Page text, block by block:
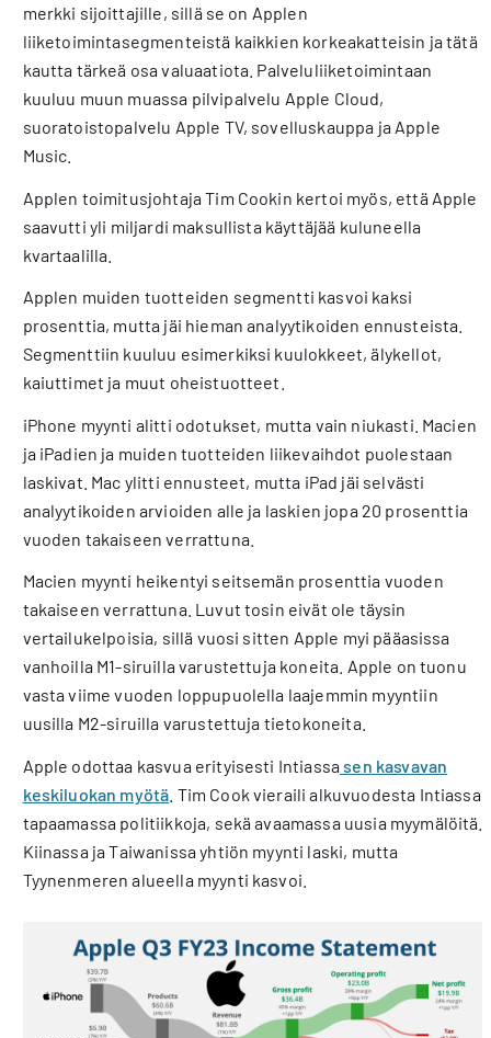
merkki sijoittajille, sillä se on Applen
liiketoimintasegmenteistä kaikkien korkeakatteisin ja tätä
kautta tärkeä osa valuaatiota. Palveluliiketoimintaan
kuuluu muun muassa pilvipalvelu Apple Cloud,
suoratoistopalvelu Apple TV, sovelluskauppa ja Apple
Music.
Applen toimitusjohtaja Tim Cookin kertoi myös, että Apple
saavutti yli miljardi maksullista käyttäjää kuluneella
kvartaalilla.
Applen muiden tuotteiden segmentti kasvoi kaksi
prosenttia, mutta jäi hieman analyytikoiden ennusteista.
Segmenttiin kuuluu esimerkiksi kuulokkeet, älykellot,
kaiuttimet ja muut oheistuotteet.
iPhone myynti alitti odotukset, mutta vain niukasti. Macien
ja iPadien ja muiden tuotteiden liikevaihdot puolestaan
laskivat. Mac ylitti ennusteet, mutta iPad jäi selvästi
analyytikoiden arvioiden alle ja laskien jopa 20 prosenttia
vuoden takaiseen verrattuna.
Macien myynti heikentyi seitsemän prosenttia vuoden
takaiseen verrattuna. Luvut tosin eivät ole täysin
vertailukelpoisia, sillä vuosi sitten Apple myi pääasissa
vanhoilla M1-siruilla varustettuja koneita. Apple on tuonu
vasta viime vuoden loppupuolella laajemmin myyntiin
uusilla M2-siruilla varustettuja tietokoneita.
Apple odottaa kasvua erityisesti Intiassa sen kasvavan
keskiluokan myötä . Tim Cook vieraili alkuvuodesta Intiassa
tapaamassa politiikkoja, sekä avaamassa uusia myymälöitä.
Kiinassa ja Taiwanissa yhtiön myynti laski, mutta
Tyynenmeren alueella myynti kasvoi.